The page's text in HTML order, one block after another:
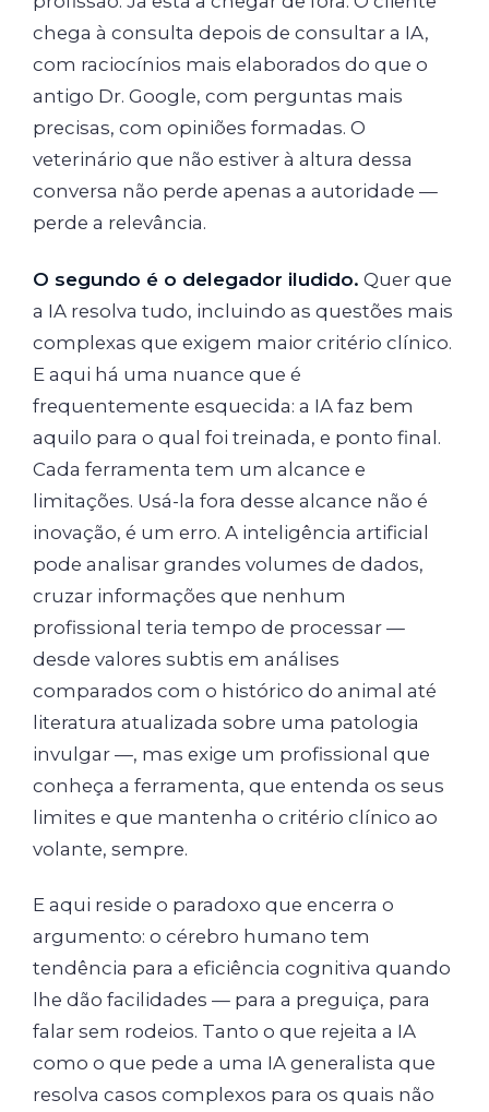
chega à consulta depois de consultar a IA,
com raciocínios mais elaborados do que o
antigo Dr. Google, com perguntas mais
precisas, com opiniões formadas. O
veterinário que não estiver à altura dessa
conversa não perde apenas a autoridade —
perde a relevância.
O segundo é o delegador iludido. Quer que
a IA resolva tudo, incluindo as questões mais
complexas que exigem maior critério clínico.
E aqui há uma nuance que é
frequentemente esquecida: a IA faz bem
aquilo para o qual foi treinada, e ponto final.
Cada ferramenta tem um alcance e
limitações. Usá-la fora desse alcance não é
inovação, é um erro. A inteligência artificial
pode analisar grandes volumes de dados,
cruzar informações que nenhum
profissional teria tempo de processar —
desde valores subtis em análises
comparados com o histórico do animal até
literatura atualizada sobre uma patologia
invulgar —, mas exige um profissional que
conheça a ferramenta, que entenda os seus
limites e que mantenha o critério clínico ao
volante, sempre.
E aqui reside o paradoxo que encerra o
argumento: o cérebro humano tem
tendência para a eficiência cognitiva quando
lhe dão facilidades — para a preguiça, para
falar sem rodeios. Tanto o que rejeita a IA
como o que pede a uma IA generalista que
resolva casos complexos para os quais não